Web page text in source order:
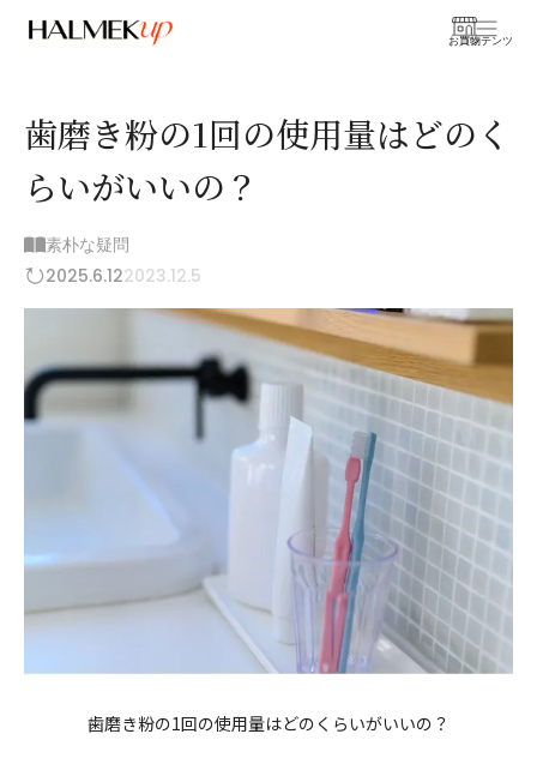
お買物
コンテンツ
歯磨き粉の1回の使用量はどのく
らいがいいの？
素朴な疑問
2025.6.122023.12.5
歯磨き粉の1回の使用量はどのくらいがいいの？